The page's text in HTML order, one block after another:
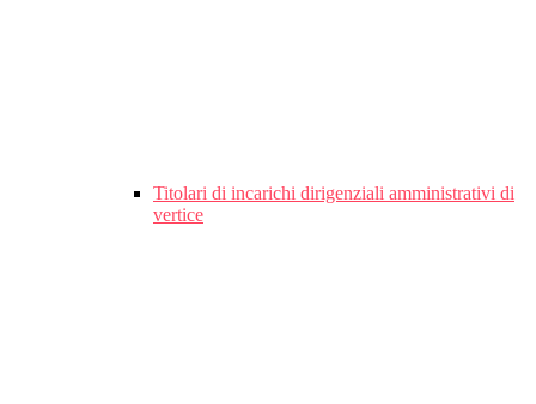
Titolari di incarichi dirigenziali amministrativi di
vertice